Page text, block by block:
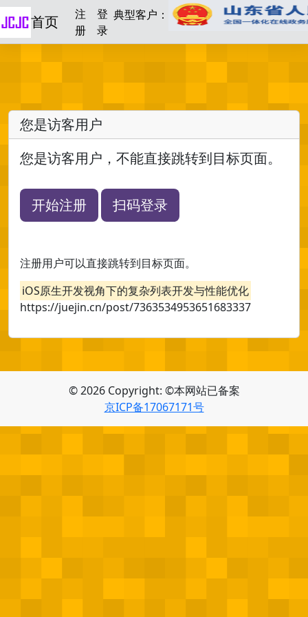
首页
注
册
登
录
典型客户：
您是访客用户
您是访客用户，不能直接跳转到目标页面。
开始注册 扫码登录
注册用户可以直接跳转到目标页面。
iOS原生开发视角下的复杂列表开发与性能优化
https://juejin.cn/post/7363534953651683337
© 2026 Copyright: ©本网站已备案
京ICP备17067171号